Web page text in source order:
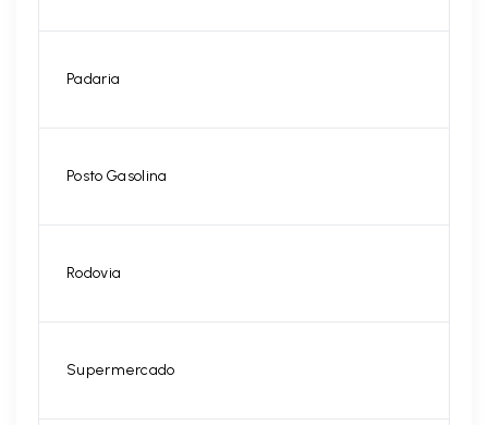
Padaria
Posto Gasolina
Rodovia
Supermercado